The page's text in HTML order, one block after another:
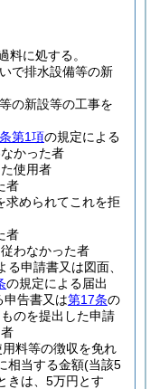
料に処する。
で排水設備等の新
の新設等の工事を
第1項の規定による
かった者
使用者
者
求められてこれを拒
者
わなかった者
る申請書又は図面、
の規定による届出
申告書又は第17条の
のを提出した申請
料等の徴収を免れ
相当する金額(当該5
きは、5万円とす